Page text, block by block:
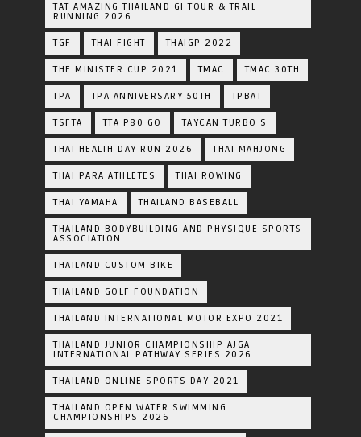
TAT AMAZING THAILAND GI TOUR & TRAIL
RUNNING 2026
TGF THAI FIGHT THAIGP 2022
THE MINISTER CUP 2021 TMAC TMAC 30TH
TPA TPA ANNIVERSARY 50TH TPBAT
TSFTA TTA P80 GO TAYCAN TURBO S
THAI HEALTH DAY RUN 2026 THAI MAHJONG
THAI PARA ATHLETES THAI ROWING
THAI YAMAHA THAILAND BASEBALL
THAILAND BODYBUILDING AND PHYSIQUE SPORTS
ASSOCIATION
THAILAND CUSTOM BIKE
THAILAND GOLF FOUNDATION
THAILAND INTERNATIONAL MOTOR EXPO 2021
THAILAND JUNIOR CHAMPIONSHIP AJGA
INTERNATIONAL PATHWAY SERIES 2026
THAILAND ONLINE SPORTS DAY 2021
THAILAND OPEN WATER SWIMMING
CHAMPIONSHIPS 2026